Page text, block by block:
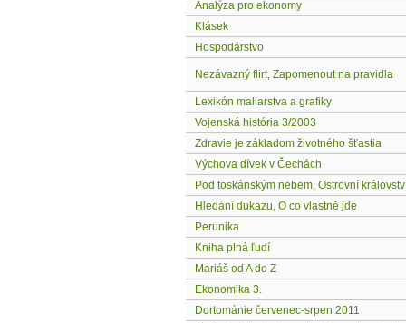
Analýza pro ekonomy
Klásek
Hospodárstvo
Nezávazný flirt, Zapomenout na pravidla
Lexikón maliarstva a grafiky
Vojenská história 3/2003
Zdravie je základom životného šťastia
Výchova dívek v Čechách
Pod toskánským nebem, Ostrovní
Hledání dukazu, O co vlastně jde
Perunika
Kniha plná ľudí
Mariáš od A do Z
Ekonomika 3.
Dortománie červenec-srpen 2011